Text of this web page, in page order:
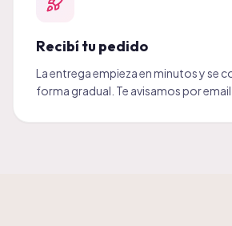
Recibí tu pedido
La entrega empieza en minutos y se
forma gradual. Te avisamos por